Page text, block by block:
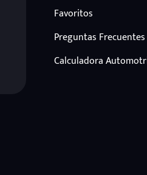
Favoritos
Preguntas Frecuentes
Calculadora